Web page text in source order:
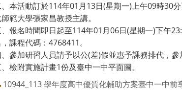
本活動訂於114年01月13日(星期一)上午09時30
範大學張家昌教授主講。
報名時間即日起至114年01月06日(星期一)下午
課程代碼：4768411。
、參加研習人員請予以公(差)假並惠予課務排代，
檢附實施計畫1份及臺中一中平面圖。
10944_113 學年度高中優質化輔助方案臺中一中前